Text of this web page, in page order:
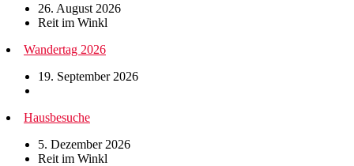
26. August 2026
Reit im Winkl
Wandertag 2026
19. September 2026
Hausbesuche
5. Dezember 2026
Reit im Winkl